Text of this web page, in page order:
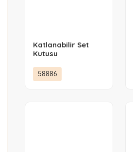
Katlanabilir Set
Kutusu
58886